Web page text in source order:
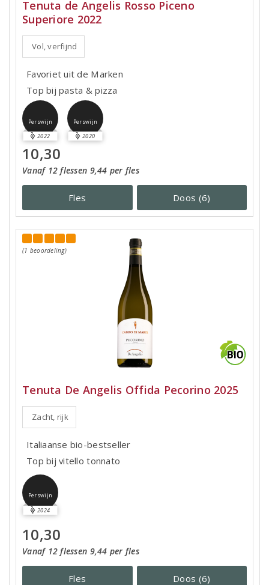
Tenuta de Angelis Rosso Piceno
Superiore 2022
Vol, verfijnd
Favoriet uit de Marken
Top bij pasta & pizza
Perswijn
2022
Perswijn
2020
10,30
Vanaf 12 flessen 9,44 per fles
Fles Doos (6)
(1 beoordeling)
Tenuta De Angelis Offida Pecorino 2025
Zacht, rijk
Italiaanse bio-bestseller
Top bij vitello tonnato
Perswijn
2024
10,30
Vanaf 12 flessen 9,44 per fles
Fles Doos (6)